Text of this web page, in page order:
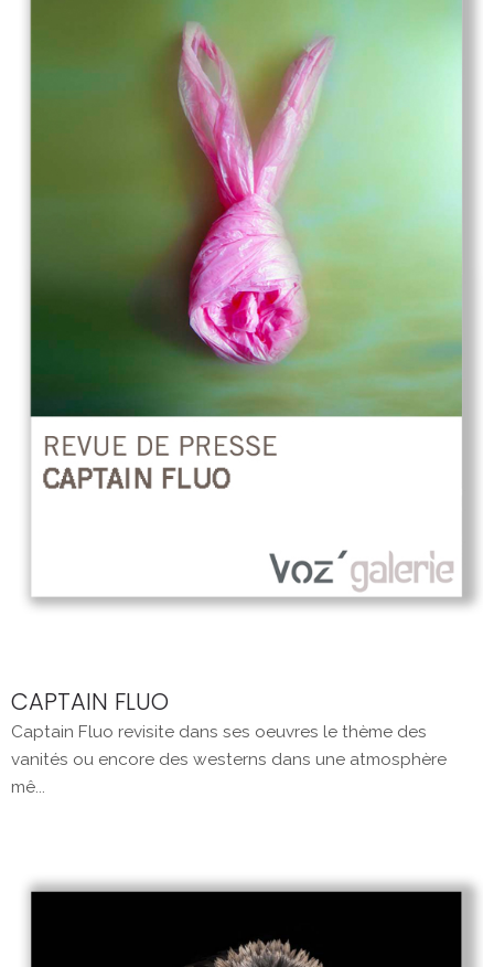
CAPTAIN FLUO
Captain Fluo revisite dans ses oeuvres le thème des
vanités ou encore des westerns dans une atmosphère
mê...